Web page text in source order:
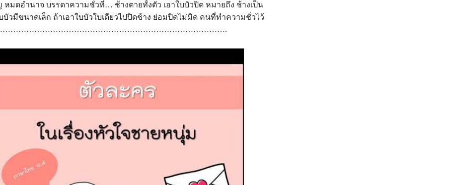
หมดอำนาจ บรรดาความชั่วที่… ช้างตายทั้งตัว เอาใบบัวปิด หมายถึง ช้างเป็น
บัวมีขนาดเล็ก ถ้าเอาใบบัวใบเดียวไปปิดช้าง ย่อมปิดไม่มิด คนที่ทำความชั่วไว้